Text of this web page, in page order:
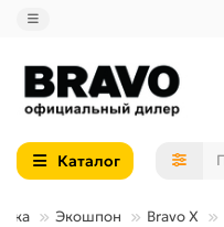
Каталог
Экошпон Bravo X